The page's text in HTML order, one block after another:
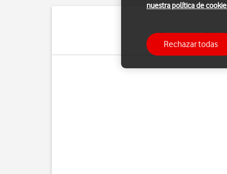
Con un tarjeta SIM
nuestra política de
Rechazar todas